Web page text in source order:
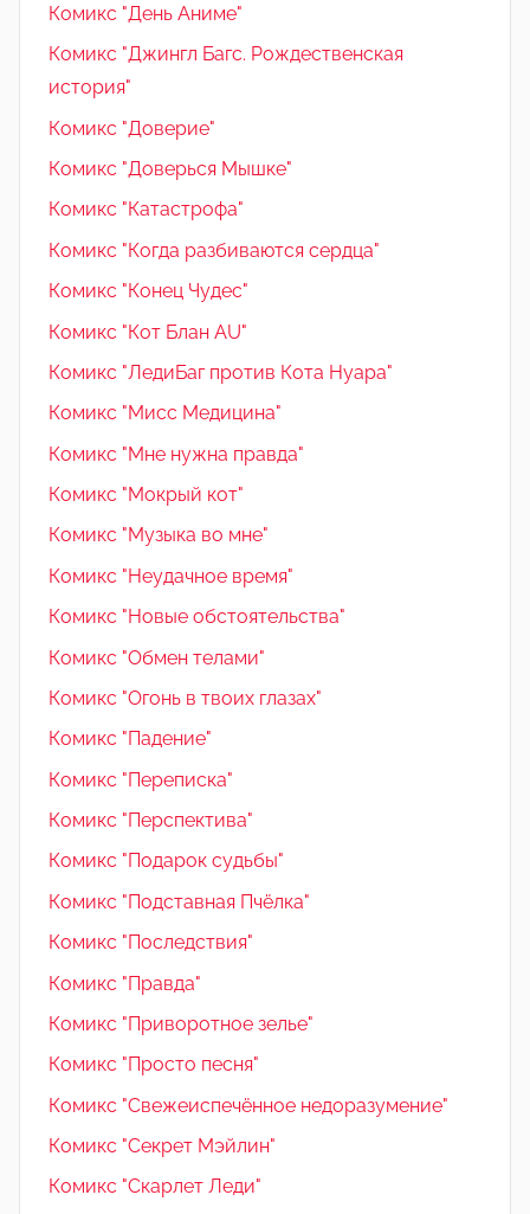
Комикс "День Аниме"
Комикс "Джингл Багс. Рождественская
история"
Комикс "Доверие"
Комикс "Доверься Мышке"
Комикс "Катастрофа"
Комикс "Когда разбиваются сердца"
Комикс "Конец Чудес"
Комикс "Кот Блан AU"
Комикс "ЛедиБаг против Кота Нуара"
Комикс "Мисс Медицина"
Комикс "Мне нужна правда"
Комикс "Мокрый кот"
Комикс "Музыка во мне"
Комикс "Неудачное время"
Комикс "Новые обстоятельства"
Комикс "Обмен телами"
Комикс "Огонь в твоих глазах"
Комикс "Падение"
Комикс "Переписка"
Комикс "Перспектива"
Комикс "Подарок судьбы"
Комикс "Подставная Пчёлка"
Комикс "Последствия"
Комикс "Правда"
Комикс "Приворотное зелье"
Комикс "Просто песня"
Комикс "Свежеиспечённое недоразумение"
Комикс "Секрет Мэйлин"
Комикс "Скарлет Леди"